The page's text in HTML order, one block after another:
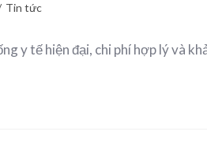
Tin tức
y tế hiện đại, chi phí hợp lý và